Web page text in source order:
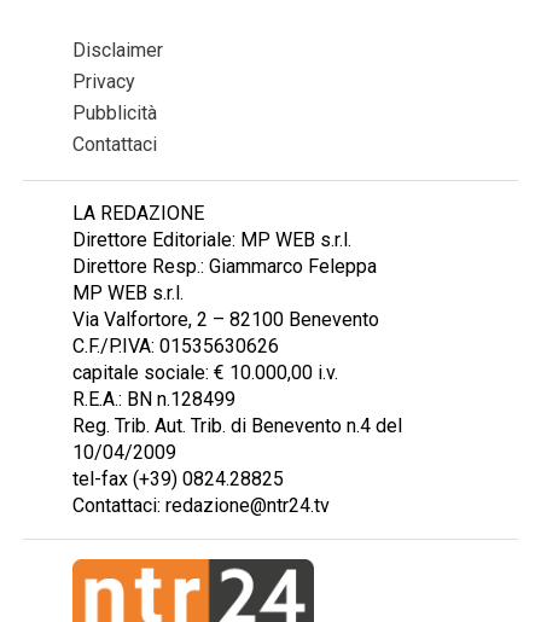
Disclaimer
Privacy
Pubblicità
Contattaci
LA REDAZIONE
Direttore Editoriale: MP WEB s.r.l.
Direttore Resp.: Giammarco Feleppa
MP WEB s.r.l.
Via Valfortore, 2 – 82100 Benevento
C.F./P.IVA: 01535630626
capitale sociale: € 10.000,00 i.v.
R.E.A.: BN n.128499
Reg. Trib. Aut. Trib. di Benevento n.4 del
10/04/2009
tel-fax (+39) 0824.28825
Contattaci: redazione@ntr24.tv